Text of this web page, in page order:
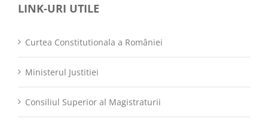
LINK-URI UTILE
Curtea Constitutionala a României
Ministerul Justitiei
Consiliul Superior al Magistraturii